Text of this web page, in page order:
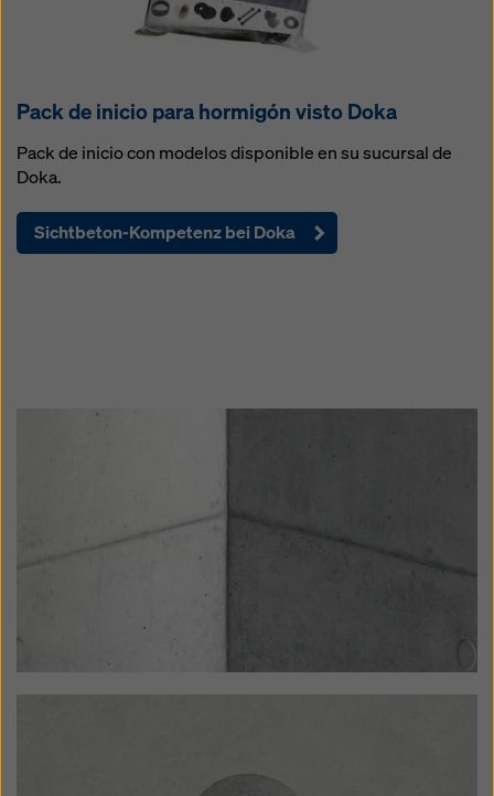
Pack de inicio para hormigón visto Doka
Pack de inicio con modelos disponible en su sucursal de
Doka.
Sichtbeton-Kompetenz bei Doka